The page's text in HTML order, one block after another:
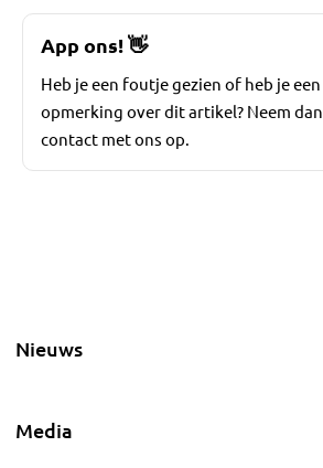
App ons!👋
Heb je een foutje gezien of heb je een
opmerking over dit artikel? Neem dan
contact met ons op.
Nieuws
Media